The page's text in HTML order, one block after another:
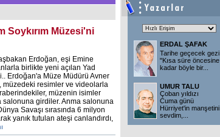
Soykırım Müzesi'ni
Erdoğan, eşi Emine
birlikte yeni açılan Yad
Erdoğan'a Müze Müdürü Avner
müzedeki resimler ve videolarla
müzenin isimler
salonuna girdiler. Anma salonuna
Savaşı sırasında 6 milyon
yanık tutulan ateşi canlandırdı,
ERDAL ŞAFAK
Tarihe geçecek gezi
"Kısa süre öncesine
kadar böyle bir...
UMUR TALU
Çoban yıldızı
Cuma günü
Hürriyet'in manşetini
sevdim,...